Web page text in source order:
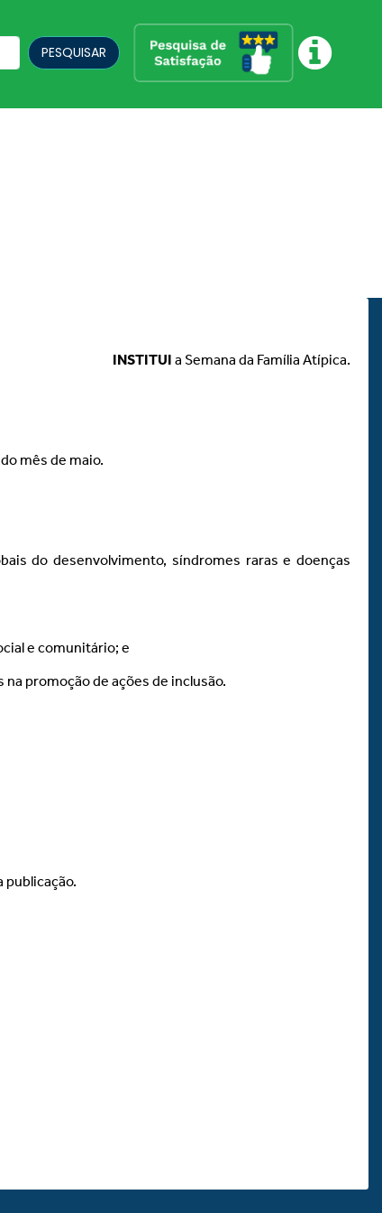
PESQUISAR
INSTITUI a Semana da Família Atípica.
mês de maio.
do desenvolvimento, síndromes raras e doenças
e comunitário; e
promoção de ações de inclusão.
publicação.